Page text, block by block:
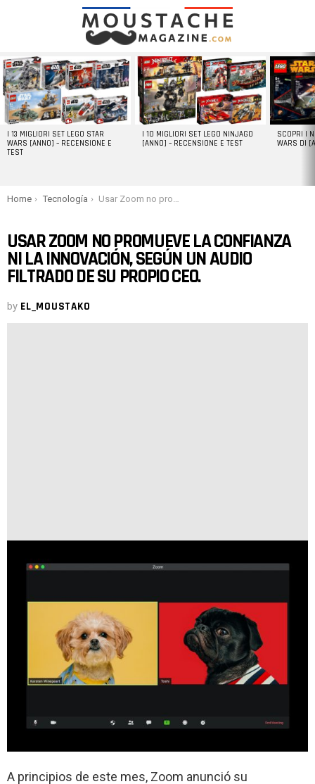
LATEST
STORIES
I 13 MIGLIORI SET LEGO STAR
WARS [ANNO] – RECENSIONE E
TEST
I 10 MIGLIORI SET LEGO NINJAGO
[ANNO] – RECENSIONE E TEST
SCOPRI I
WARS DI
You are here:
Home Tecnología Usar Zoom no promueve la confianza ni la innovación, según un audio filtrado de su propio CEO.
USAR ZOOM NO PROMUEVE LA CONFIANZA
NI LA INNOVACIÓN, SEGÚN UN AUDIO
FILTRADO DE SU PROPIO CEO.
by EL_MOUSTAKO
A principios de este mes, Zoom anunció su